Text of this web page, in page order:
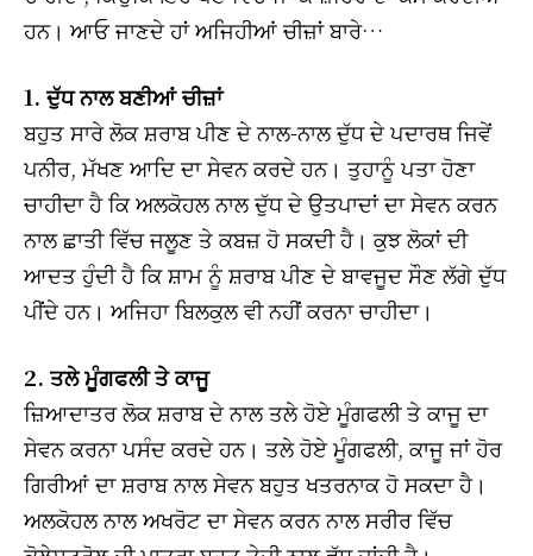
ਹਨ। ਆਓ ਜਾਣਦੇ ਹਾਂ ਅਜਿਹੀਆਂ ਚੀਜ਼ਾਂ ਬਾਰੇ…
1. ਦੁੱਧ ਨਾਲ ਬਣੀਆਂ ਚੀਜ਼ਾਂ
ਬਹੁਤ ਸਾਰੇ ਲੋਕ ਸ਼ਰਾਬ ਪੀਣ ਦੇ ਨਾਲ-ਨਾਲ ਦੁੱਧ ਦੇ ਪਦਾਰਥ ਜਿਵੇਂ
ਪਨੀਰ, ਮੱਖਣ ਆਦਿ ਦਾ ਸੇਵਨ ਕਰਦੇ ਹਨ। ਤੁਹਾਨੂੰ ਪਤਾ ਹੋਣਾ
ਚਾਹੀਦਾ ਹੈ ਕਿ ਅਲਕੋਹਲ ਨਾਲ ਦੁੱਧ ਦੇ ਉਤਪਾਦਾਂ ਦਾ ਸੇਵਨ ਕਰਨ
ਨਾਲ ਛਾਤੀ ਵਿੱਚ ਜਲੂਣ ਤੇ ਕਬਜ਼ ਹੋ ਸਕਦੀ ਹੈ। ਕੁਝ ਲੋਕਾਂ ਦੀ
ਆਦਤ ਹੁੰਦੀ ਹੈ ਕਿ ਸ਼ਾਮ ਨੂੰ ਸ਼ਰਾਬ ਪੀਣ ਦੇ ਬਾਵਜੂਦ ਸੌਣ ਲੱਗੇ ਦੁੱਧ
ਪੀਂਦੇ ਹਨ। ਅਜਿਹਾ ਬਿਲਕੁਲ ਵੀ ਨਹੀਂ ਕਰਨਾ ਚਾਹੀਦਾ।
2. ਤਲੇ ਮੂੰਗਫਲੀ ਤੇ ਕਾਜੂ
ਜ਼ਿਆਦਾਤਰ ਲੋਕ ਸ਼ਰਾਬ ਦੇ ਨਾਲ ਤਲੇ ਹੋਏ ਮੂੰਗਫਲੀ ਤੇ ਕਾਜੂ ਦਾ
ਸੇਵਨ ਕਰਨਾ ਪਸੰਦ ਕਰਦੇ ਹਨ। ਤਲੇ ਹੋਏ ਮੂੰਗਫਲੀ, ਕਾਜੂ ਜਾਂ ਹੋਰ
ਗਿਰੀਆਂ ਦਾ ਸ਼ਰਾਬ ਨਾਲ ਸੇਵਨ ਬਹੁਤ ਖਤਰਨਾਕ ਹੋ ਸਕਦਾ ਹੈ।
ਅਲਕੋਹਲ ਨਾਲ ਅਖਰੋਟ ਦਾ ਸੇਵਨ ਕਰਨ ਨਾਲ ਸਰੀਰ ਵਿੱਚ